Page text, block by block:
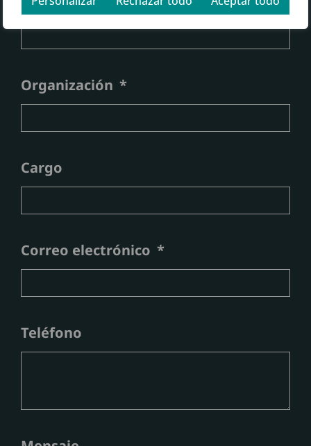
Organización
Cargo
Correo electrónico
Teléfono